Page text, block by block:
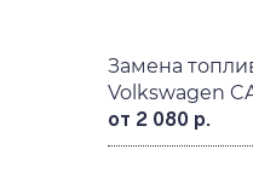
Замена
Volkswagen
от 2 080 р.